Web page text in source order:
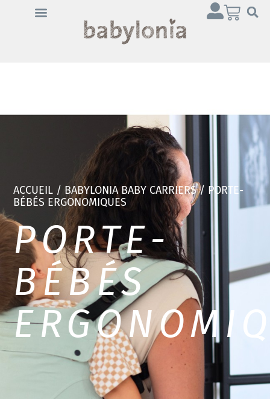
ACCUEIL / BABYLONIA BABY CARRIERS/ PORTE-
BÉBÉS ERGONOMIQUES
PORTE-
BÉBÉS